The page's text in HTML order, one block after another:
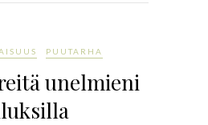
PUUTARHA
unelmieni